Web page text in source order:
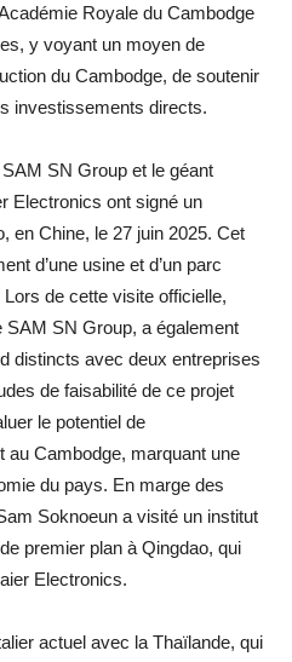
Royale du Cambodge
y voyant un moyen de
du Cambodge, de soutenir
investissements directs.
SN Group et le géant
Electronics ont signé un
en Chine, le 27 juin 2025. Cet
d’une usine et d’un parc
de cette visite officielle,
SN Group, a également
distincts avec deux entreprises
de faisabilité de ce projet
le potentiel de
au Cambodge, marquant une
du pays. En marge des
Soknoeun a visité un institut
premier plan à Qingdao, qui
Electronics.
actuel avec la Thaïlande, qui